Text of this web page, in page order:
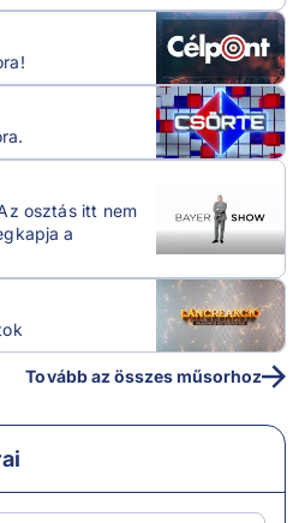
osztás itt nem
a
Tovább az összes műsorhoz